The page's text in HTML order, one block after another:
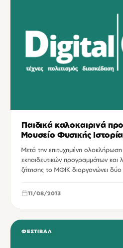
Παιδικά καλοκαιρινά
Μουσείο Φυσικής
Μετά την επιτυχημένη
εκπαιδευτικών προγραμμάτων και
ζήτησης το ΜΦΙΚ διοργανώνει
11/08/2013
ΦΕΣΤΙΒΆΛ